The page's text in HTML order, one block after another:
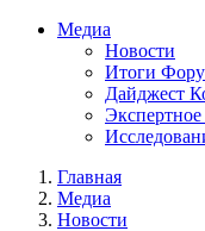
Медиа
Новости
Итоги
Дайджест
Главная
Медиа
Новости